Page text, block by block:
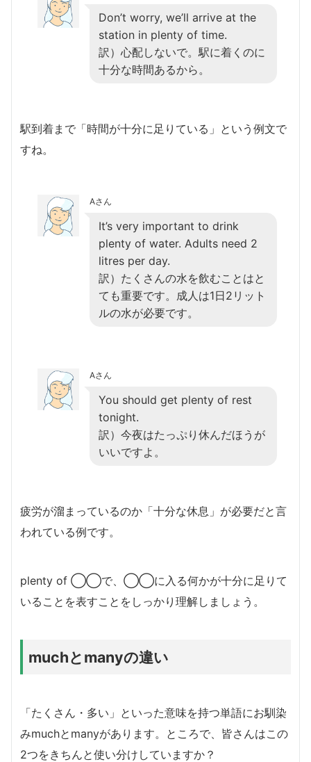
Don’t worry, we’ll arrive at the
station in plenty of time.
訳）心配しないで。駅に着くのに
十分な時間あるから。
駅到着まで「時間が十分に足りている」という例文で
すね。
Aさん
It’s very important to drink
plenty of water. Adults need 2
litres per day.
訳）たくさんの水を飲むことはと
ても重要です。成人は1日2リット
ルの水が必要です。
Aさん
You should get plenty of rest
tonight.
訳）今夜はたっぷり休んだほうが
いいですよ。
疲労が溜まっているのか「十分な休息」が必要だと言
われている例です。
plenty of ◯◯で、◯◯に入る何かが十分に足りて
いることを表すことをしっかり理解しましょう。
muchとmanyの違い
「たくさん・多い」といった意味を持つ単語にお馴染
みmuchとmanyがあります。ところで、皆さんはこの
2つをきちんと使い分けしていますか？